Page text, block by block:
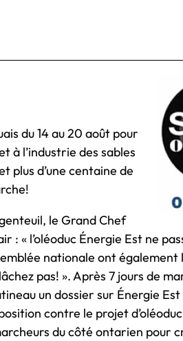
du 14 au 20 août pour
à l’industrie des sables
plus d’une centaine de
le Grand Chef
: « l’oléoduc Énergie Est ne
nationale ont également
pas! ». Après 7 jours de
un dossier sur Énergie
contre le projet
du côté ontarien pour